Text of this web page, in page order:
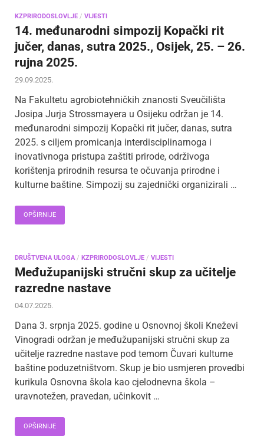
KZPRIRODOSLOVLJE / VIJESTI
14. međunarodni simpozij Kopački rit
jučer, danas, sutra 2025., Osijek, 25. – 26.
rujna 2025.
29.09.2025.
Na Fakultetu agrobiotehničkih znanosti Sveučilišta
Josipa Jurja Strossmayera u Osijeku održan je 14.
međunarodni simpozij Kopački rit jučer, danas, sutra
2025. s ciljem promicanja interdisciplinarnoga i
inovativnoga pristupa zaštiti prirode, održivoga
korištenja prirodnih resursa te očuvanja prirodne i
kulturne baštine. Simpozij su zajednički organizirali …
OPŠIRNIJE
DRUŠTVENA ULOGA/ KZPRIRODOSLOVLJE / VIJESTI
Međužupanijski stručni skup za učitelje
razredne nastave
04.07.2025.
Dana 3. srpnja 2025. godine u Osnovnoj školi Kneževi
Vinogradi održan je međužupanijski stručni skup za
učitelje razredne nastave pod temom Čuvari kulturne
baštine poduzetništvom. Skup je bio usmjeren provedbi
kurikula Osnovna škola kao cjelodnevna škola –
uravnotežen, pravedan, učinkovit …
OPŠIRNIJE